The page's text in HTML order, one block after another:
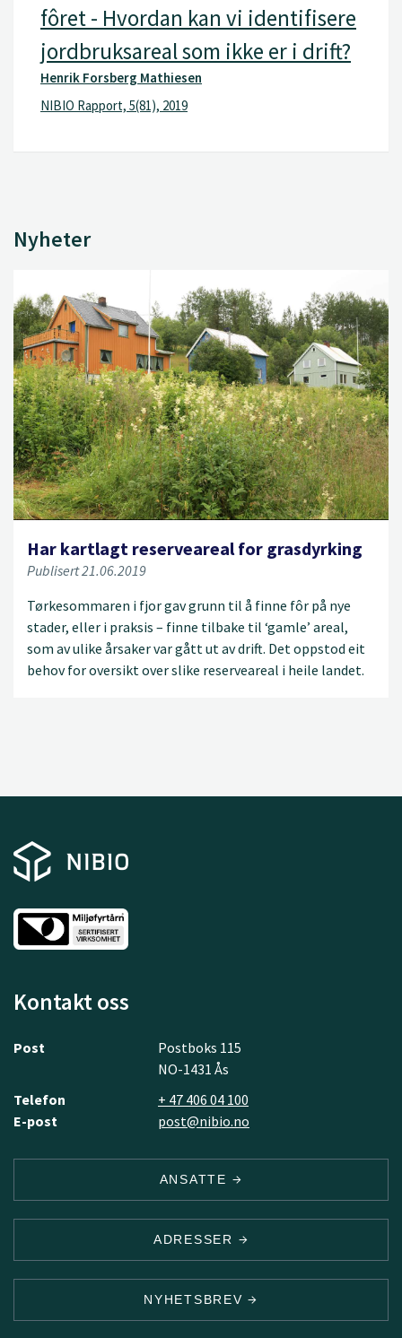
fôret - Hvordan kan vi identifisere
jordbruksareal som ikke er i drift?
Henrik Forsberg Mathiesen
NIBIO Rapport, 5(81), 2019
Nyheter
Har kartlagt reserveareal for grasdyrking
Publisert 21.06.2019
Tørkesommaren i fjor gav grunn til å finne fôr på nye
stader, eller i praksis – finne tilbake til ‘gamle’ areal,
som av ulike årsaker var gått ut av drift. Det oppstod eit
behov for oversikt over slike reserveareal i heile landet.
Kontakt oss
Post
Postboks 115
NO-1431 Ås
Telefon
+ 47 406 04 100
E-post
post@nibio.no
ANSATTE
ADRESSER
NYHETSBREV